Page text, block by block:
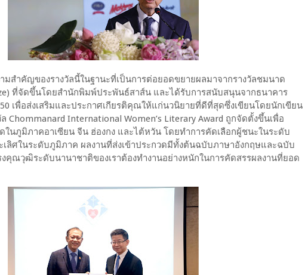
มสำคัญของรางวัลนี้ในฐานะที่เป็นการต่อยอดขยายผลมาจากรางวัลชมนาด
ที่จัดขึ้นโดยสำนักพิมพ์ประพันธ์สาส์น และได้รับการสนับสนุนจากธนาคาร
เพื่อส่งเสริมและประกาศเกียรติคุณให้แก่นวนิยายที่ดีที่สุดซึ่งเขียนโดยนักเขียน
Chommanard International Women’s Literary Award ถูกจัดตั้งขึ้นเพื่อ
นภูมิภาคอาเซียน จีน ฮ่องกง และไต้หวัน โดยทำการคัดเลือกผู้ชนะในระดับ
ลิศในระดับภูมิภาค ผลงานที่ส่งเข้าประกวดมีทั้งต้นฉบับภาษาอังกฤษและฉบับ
คุณวุฒิระดับนานาชาติของเราต้องทำงานอย่างหนักในการคัดสรรผลงานที่ยอด